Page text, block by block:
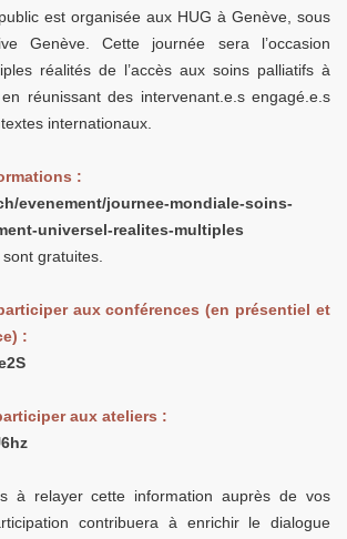
est organisée aux HUG à Genève, sous
Genève. Cette journée sera l’occasion
réalités de l’accès aux soins palliatifs à
réunissant des intervenant.e.s engagé.e.s
internationaux.
:
evenement/journee-mondiale-soins-
universel-realites-multiples
gratuites.
aux conférences (en présentiel et
:
aux ateliers :
à relayer cette information auprès de vos
contribuera à enrichir le dialogue